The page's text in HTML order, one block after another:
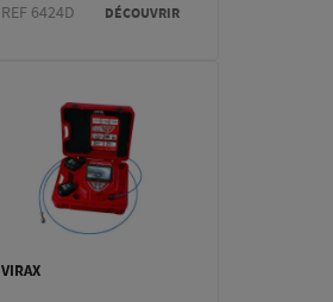
REF 6424D DÉCOUVRIR
VIRAX